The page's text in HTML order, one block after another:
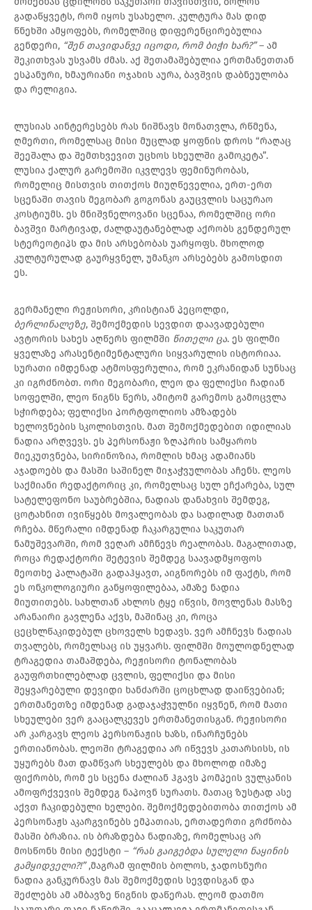
გადაწყვეტს, რომ იყოს უსახელო. კულტურა მას დიდ
წნეხში ამყოფებს, რომელშიც დიფერენცირებულია
გენდერი, “შენ თავიდანვე იცოდი, რომ ბიჭი ხარ?”– ამ
შეკითხვას უსვამს ძმას. აქ შეთამაშებულია ერთმანეთთან
ესპანური, ხმაურიანი ოჯახის აურა, ბავშვის დაბნეულობა
და რელიგია.
ლუსიას აინტერესებს რას ნიშნავს მონათვლა, რწმენა,
ღმერთი, რომელსაც მისი მუცლად ყოფნის დროს “რაღაც
შეეშალა და შემთხვევით უცხოს სხეულში გამოკეტა”.
ლუსია ქალურ გარემოში იკვლევს ფემინურობას,
რომელიც მისთვის თითქოს მიუღწეველია, ერთ-ერთ
სცენაში თავის მეგობარ გოგონას გაუცვლის საცურაო
კოსტიუმს. ეს მნიშვნელოვანი სცენაა, რომელშიც ორი
ბავშვი მარტივად, ძალდაუტანებლად აქრობს გენდერულ
სტერეოტიპს და მის არსებობას უარყოფს. მხოლოდ
კულტურულად გაურყვნელ, უმანკო არსებებს გამოსდით
ეს.
გერმანელი რეჟისორი, კრისტიან პეცოლდი,
ბერლინალეზე, შემოქმედის სევდით დაავადებული
ავტორის სახეს აღწერს ფილმში წითელი ცა. ეს ფილმი
ყველაზე არასენტიმენტალური სიყვარულის ისტორიაა.
სურათი იმდენად ატმოსფერულია, რომ ეკრანიდან სუნსაც
კი იგრძნობთ. ორი მეგობარი, ლეო და ფელიქსი ჩადიან
სოფელში, ლეო წიგნს წერს, ამიტომ გარემოს გამოცვლა
სჭირდება; ფელიქსი პორტფოლიოს ამზადებს
ხელოვნების სკოლისთვის. მათ შემოქმედებით იდილიას
ნადია არღვევს. ეს პერსონაჟი ზღაპრის სამყაროს
მიეკუთვნება, სირინოზია, რომლის ხმაც ადამიანს
აჯადოებს და მასში საშინელ მიჯაჭვულობას აჩენს. ლეოს
საქმიანი რედაქტორიც კი, რომელსაც სულ ეჩქარება, სულ
სატელეფონო საუბრებშია, ნადიას დანახვის შემდეგ,
ცოტახნით ივიწყებს მოვალეობას და სადილად მათთან
რჩება. მწერალი იმდენად ჩაკარგულია საკუთარ
ნამუშევარში, რომ ვეღარ ამჩნევს რეალობას. მაგალითად,
როცა რედაქტორი შეტევის შემდეგ საავადმყოფოს
მეოთხე პალატაში გადაჰყავთ, აიგნორებს იმ ფაქტს, რომ
ეს ონკოლოგიური განყოფილებაა, ამაზე ნადია
მიუთითებს. სახლთან ახლოს ტყე იწვის, მოვლენას მასზე
არანაირი გავლენა აქვს, მაშინაც კი, როცა
ცეცხლწაკიდებულ ცხოველს ხედავს. ვერ ამჩნევს ნადიას
თვალებს, რომელსაც ის უყვარს. ფილმში მოულოდნელად
ტრაგედია თამაშდება, რეჟისორი ტონალობას
გაუფრთხილებლად ცვლის, ფელიქსი და მისი
შეყვარებული დევიდი ხანძარში ცოცხლად დაიწვებიან;
ერთმანეთზე იმდენად გადაჯაჭვულნი იყვნენ, რომ მათი
სხეულები ვერ გააცალკევეს ერთმანეთისგან. რეჟისორი
არ კარგავს ლეოს პერსონაჟის ხაზს, ინარჩუნებს
ერთიანობას. ლეოში ტრაგედია არ იწვევს კათარსისს, ის
უყურებს მათ დამწვარ სხეულებს და მხოლოდ იმაზე
ფიქრობს, რომ ეს სცენა ძალიან ჰგავს პომპეის ვულკანის
ამოფრქვევის შემდეგ ნაპოვნ სურათს. მათაც ზუსტად ასე
აქვთ ჩაკიდებული ხელები. შემოქმედებითობა თითქოს ამ
პერსონაჟს აკარგვინებს ემპათიას, ერთადერთი გრძნობა
მასში ბრაზია. ის ბრაზდება ნადიაზე, რომელსაც არ
მოსწონს მისი ტექსტი – “რას გაიგებდა სულელი ნაყინის
გამყიდველი?!”,მაგრამ ფილმის ბოლოს, ჯადოსნური
ნადია განკურნავს მას შემოქმედის სევდისგან და
შეძლებს ამ ამბავზე წიგნის დაწერას. ლეომ დათმო